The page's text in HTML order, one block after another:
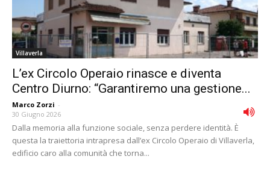
Villaverla
L’ex Circolo Operaio rinasce e diventa
Centro Diurno: “Garantiremo una gestione...
Marco Zorzi -
30 Giugno 2026
Dalla memoria alla funzione sociale, senza perdere identità. È
questa la traiettoria intrapresa dall’ex Circolo Operaio di Villaverla,
edificio caro alla comunità che torna...